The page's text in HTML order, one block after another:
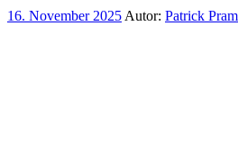
16. November 2025 Autor: Patrick